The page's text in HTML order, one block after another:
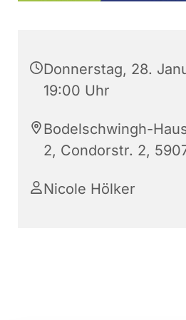
Donnerstag, 28.
19:00 Uhr
Bodelschwingh-
2, Condorstr. 2,
Nicole Hölker